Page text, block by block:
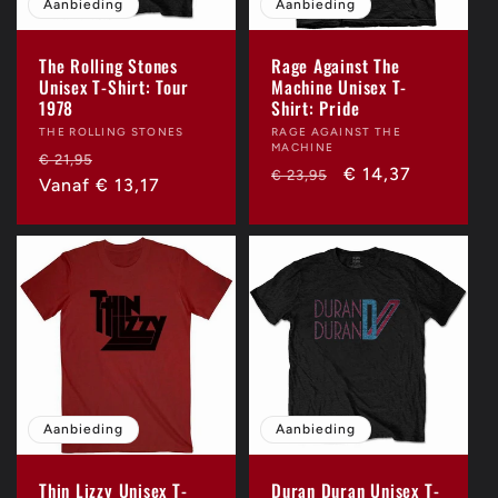
Aanbieding
The Rolling Stones
Unisex T-Shirt: Tour
1978
Verkoper:
THE ROLLING STONES
Normale
prijs
€ 21,95
Vanaf € 13,17
Aanbieding
Rage Against The
Machine Unisex T-
Shirt: Pride
Verkoper:
RAGE AGAINST THE
MACHINE
Normale
€ 23,95 Aanbiedingsprijs
€ 14,37
Aanbieding
Thin Lizzy Unisex T-
Aanbieding
Duran Duran Unisex T-